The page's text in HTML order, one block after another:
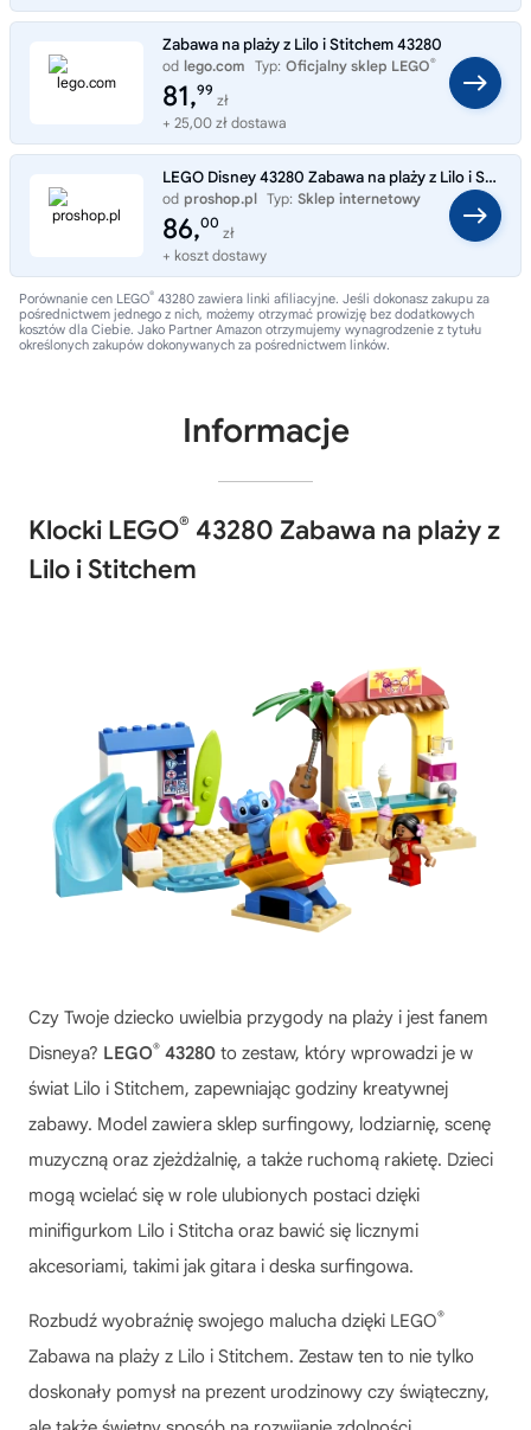
Zabawa na plaży z Lilo i Stitchem 43280
od lego.com Typ: Oficjalny sklep LEGO®
81,99
zł
+ 25,00 zł dostawa
LEGO Disney 43280 Zabawa na plaży z Lilo i Stitchem
od proshop.pl Typ: Sklep internetowy
86,00
zł
+ koszt dostawy
Porównanie cen LEGO® 43280 zawiera linki afiliacyjne. Jeśli dokonasz zakupu za
pośrednictwem jednego z nich, możemy otrzymać prowizję bez dodatkowych
kosztów dla Ciebie. Jako Partner Amazon otrzymujemy wynagrodzenie z tytułu
określonych zakupów dokonywanych za pośrednictwem linków.
Informacje
Klocki LEGO® 43280 Zabawa na plaży z
Lilo i Stitchem
Czy Twoje dziecko uwielbia przygody na plaży i jest fanem
Disneya? LEGO® 43280 to zestaw, który wprowadzi je w
świat Lilo i Stitchem, zapewniając godziny kreatywnej
zabawy. Model zawiera sklep surfingowy, lodziarnię, scenę
muzyczną oraz zjeżdżalnię, a także ruchomą rakietę. Dzieci
mogą wcielać się w role ulubionych postaci dzięki
minifigurkom Lilo i Stitcha oraz bawić się licznymi
akcesoriami, takimi jak gitara i deska surfingowa.
Rozbudź wyobraźnię swojego malucha dzięki LEGO®
Zabawa na plaży z Lilo i Stitchem. Zestaw ten to nie tylko
doskonały pomysł na prezent urodzinowy czy świąteczny,